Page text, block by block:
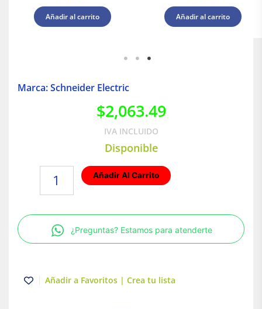
Añadir al carrito Añadir al carrito
Marca: Schneider Electric
$2,063.49
IVA INCLUIDO
Disponible
termomagnético
60A
Atornillable
Schneider
Añadir Al Carrito
¿Preguntas? Estamos para atenderte
Añadir a Favoritos | Crea tu lista